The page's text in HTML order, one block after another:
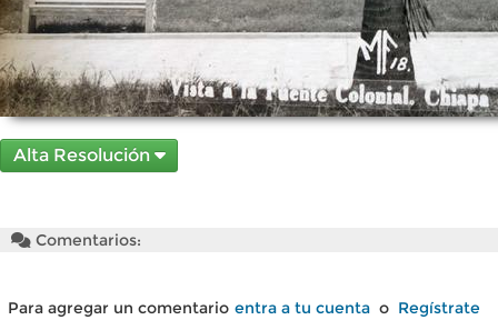
Alta Resolución
Comentarios:
Para agregar un comentario entra a tu cuenta o Regístrate